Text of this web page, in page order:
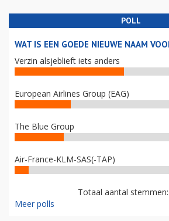
POLL
WAT IS EEN GOEDE NIEUWE NAAM
Verzin alsjeblieft iets anders
European Airlines Group (EAG)
The Blue Group
Air-France-KLM-SAS(-TAP)
Totaal aantal
Meer polls